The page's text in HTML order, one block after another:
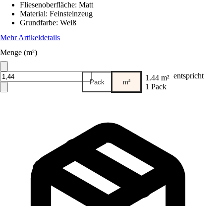
Fliesenoberfläche: Matt
Material: Feinsteinzeug
Grundfarbe: Weiß
Mehr Artikeldetails
Menge (m²)
Pack m² 1.44 m² entspricht
1 Pack